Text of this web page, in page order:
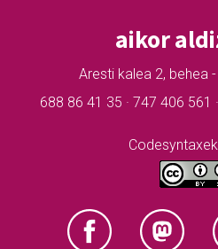
aikor
Aresti kalea 2, behea
688 86 41 35 · 747 406